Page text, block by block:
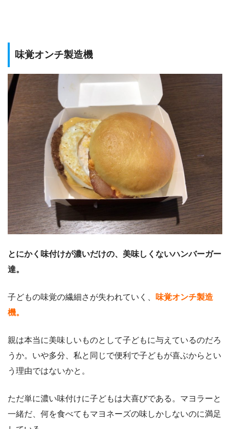
味覚オンチ製造機
とにかく味付けが濃いだけの、美味しくないハンバーガー
達。
子どもの味覚の繊細さが失われていく、 味覚オンチ製造
機。
親は本当に美味しいものとして子どもに与えているのだろ
うか。いや多分、私と同じで便利で子どもが喜ぶからとい
う理由ではないかと。
ただ単に濃い味付けに子どもは大喜びである。マヨラーと
一緒だ、何を食べてもマヨネーズの味しかしないのに満足